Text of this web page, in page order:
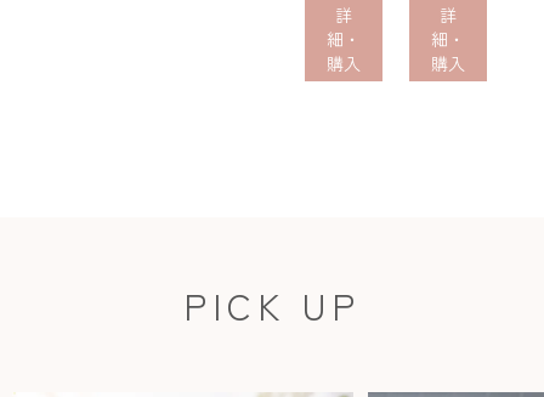
詳
細・
購入
詳
細・
購入
PICK UP